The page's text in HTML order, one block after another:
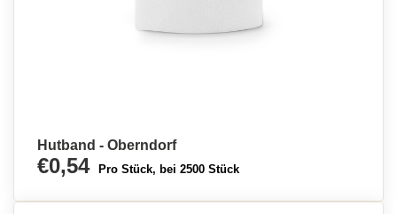
Hutband - Oberndorf
€0,54 Pro Stück, bei 2500 Stück